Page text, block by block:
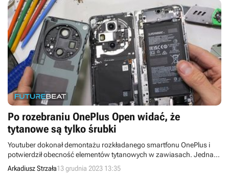
Po rozebraniu OnePlus Open widać, że
tytanowe są tylko śrubki
Youtuber dokonał demontażu rozkładanego smartfonu OnePlus i
potwierdził obecność elementów tytanowych w zawiasach. Jednak
zdecydowanie nie w takiej postaci, jakiej się spodziewaliśmy.
Arkadiusz Strzała13 grudnia 2023 13:35